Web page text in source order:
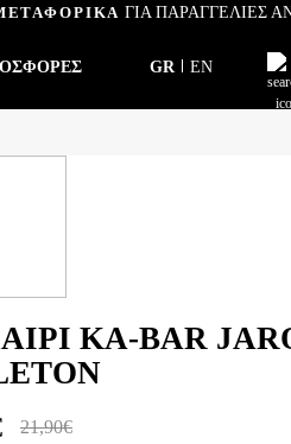
ΓΙΑ ΠΑΡΑΓΓΕΛΙΕΣ
GR EN
KA-BAR
21,90€